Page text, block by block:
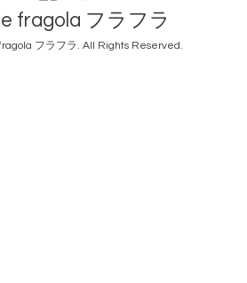
fragola フラフラ
フラフラ . All Rights Reserved.